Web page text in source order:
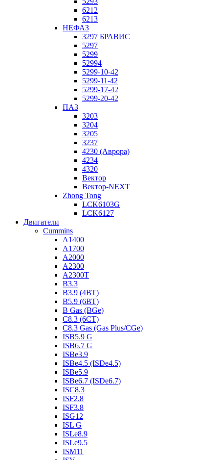
6212
6213
НЕФАЗ
3297 БРАВИС
5297
5299
52994
5299-10-42
5299-11-42
5299-17-42
5299-20-42
ПАЗ
3203
3204
3205
3237
4230 (Аврора)
4234
4320
Вектор
Вектор-NEXT
Zhong Tong
LCK6103G
LCK6127
Двигатели
Cummins
A1400
A1700
A2000
A2300
A2300T
B3.3
B3.9 (4BT)
B5.9 (6BT)
B Gas (BGe)
C8.3 (6CT)
C8.3 Gas (Gas Plus/CGe)
ISB5.9 G
ISB6.7 G
ISBe3.9
ISBe4.5 (ISDe4.5)
ISBe5.9
ISBe6.7 (ISDe6.7)
ISC8.3
ISF2.8
ISF3.8
ISG12
ISL G
ISLe8.9
ISLe9.5
ISM11